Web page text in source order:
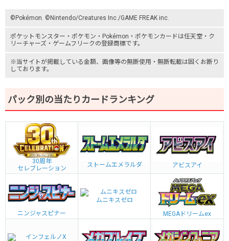
©Pokémon. ©Nintendo/Creatures Inc./GAME FREAK inc.
ポケットモンスター ・ポケモン・Pokémon・ ポケモンカードは任天堂・ ク
リーチャーズ ・ ゲームフリークの登録商標です。
※当サイトが掲載している金額、画像等の無断使用・無断転載は固くお断り
しております。
パック別の当たりカードランキング
30周年
セレブレーション
ストームエメラルダ アビスアイ
ニンジャスピナー
ムニキスゼロ
MEGAドリームex